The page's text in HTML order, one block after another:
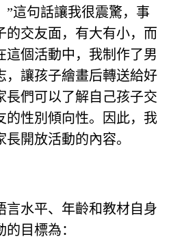
”這句話讓我很震驚，事
的交友面，有大有小，而
這個活動中，我制作了男
，讓孩子繪畫后轉送給好
長們可以了解自己孩子交
的性別傾向性。因此，我
開放活動的內容。
言水平、年齡和教材自身
目標為：